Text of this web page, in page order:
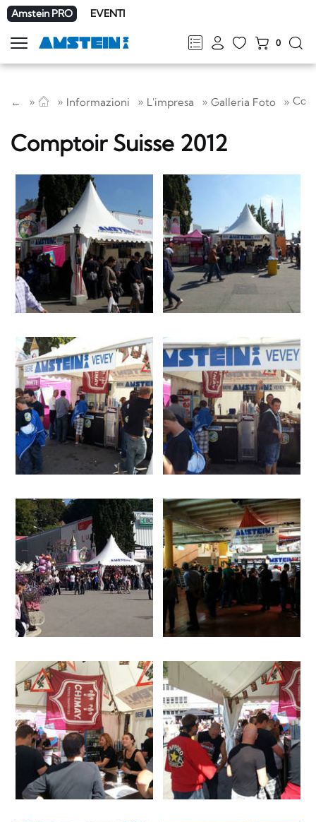
Amstein PRO EVENTI
FRDEENIT
0
Mostra
la
←
Informazioni L'impresa Galleria Foto
Comptoir Suisse 2012